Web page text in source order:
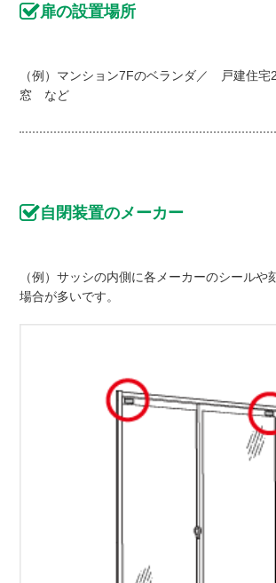
扉の設置場所
（例）マンション7Fのベランダ／ 戸建住宅
窓 など
自閉装置のメーカー
（例）サッシの内側に各メーカーのシールや
場合が多いです。